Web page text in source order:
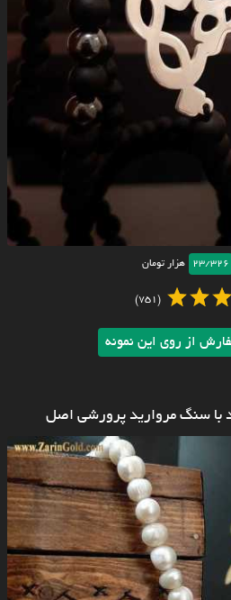
23/326 هزار تومان
(751)
از روی این نمونه
با سنگ مروارید پرورشی اصل